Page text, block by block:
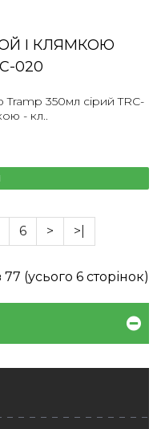
І КЛЯМКОЮ
020
350мл сірий TRC-
- кл..
6 > >|
(усього 6 сторінок)